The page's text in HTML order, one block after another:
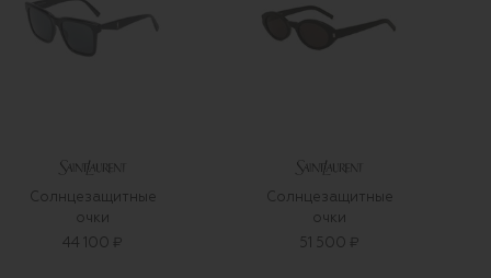
Солнцезащитные
очки
44 100 ₽
Солнцезащитные
очки
51 500 ₽